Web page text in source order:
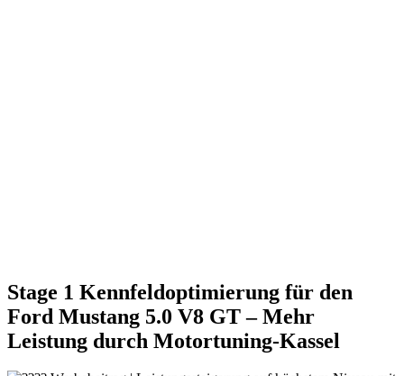
Stage 1 Kennfeldoptimierung für den
Ford Mustang 5.0 V8 GT – Mehr
Leistung durch Motortuning-Kassel